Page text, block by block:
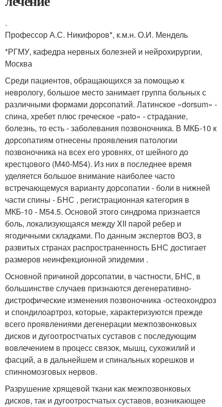
.
Профессор А.С. Никифоров*, к.м.н. О.И. Мендель
*РГМУ, кафедра нервных болезней и нейрохирургии,
Москва
Среди пациентов, обращающихся за помощью к
неврологу, большое место занимает группа больных с
различными формами дорсопатий. Латинское «dorsum» -
спина, хребет плюс греческое «pato» - страдание,
болезнь, то есть - заболевания позвоночника. В МКБ-10 к
дорсопатиям отнесены проявления патологии
позвоночника на всех его уровнях, от шейного до
крестцового (М40-М54). Из них в последнее время
уделяется большое внимание наиболее часто
встречающемуся варианту дорсопатии - боли в нижней
части спины - БНС , регистрационная категория в
МКБ-10 - М54.5. Основой этого синдрома признается
боль, локализующаяся между XII парой ребер и
ягодичными складками. По данным экспертов ВОЗ, в
развитых странах распространенность БНС достигает
размеров неинфекционной эпидемии .
Основной причиной дорсопатии, в частности, БНС, в
большинстве случаев признаются дегенеративно-
дистрофические изменения позвоночника -остеохондроз
и спондилоартроз, которые, характеризуются прежде
всего проявлениями дегенерации межпозвонковых
дисков и дугоотростчатых суставов с последующим
вовлечением в процесс связок, мышц, сухожилий и
фасций, а в дальнейшем и спинальных корешков и
спинномозговых нервов.
Разрушение хрящевой ткани как межпозвонковых
дисков, так и дугоотростчатых суставов, возникающее